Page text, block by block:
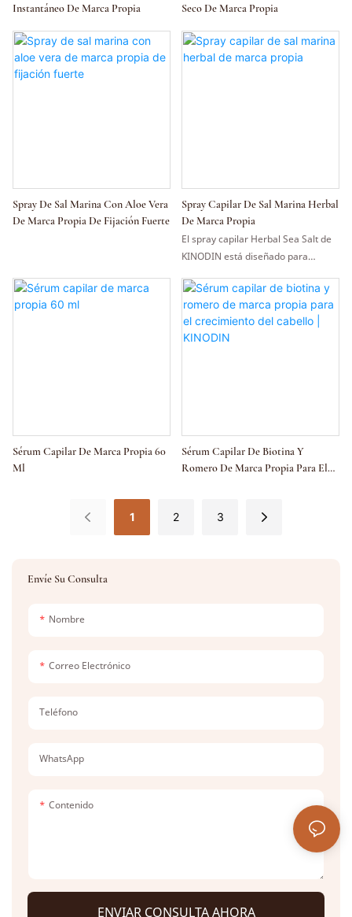
Envíe Su Consulta
Nombre
Correo Electrónico
Teléfono
WhatsApp
Contenido
ENVIAR CONSULTA AHORA
Instantáneo De Marca Propia
Seco De Marca Propia
Spray De Sal Marina Con Aloe Vera
De Marca Propia De Fijación Fuerte
Spray Capilar De Sal Marina Herbal
De Marca Propia
El spray capilar Herbal Sea Salt de
KINODIN está diseñado para
texturizante de aspecto natural
para lograr volumen, definición y un
movimiento inspirado en la playa
sin esfuerzo. La fórmula permite
envase, diseño de etiquetas y cajas,
evaluación de fórmulas, muestras y
los ingredientes finales, las
Sérum Capilar De Marca Propia 60
Ml
Sérum Capilar De Biotina Y
Romero De Marca Propia Para El
1
2 3